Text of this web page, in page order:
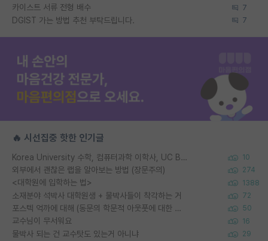
카이스트 서류 전형 배수 7
DGIST 가는 방법 추천 부탁드립니다. 7
🔥 시선집중 핫한 인기글
Korea University 수학, 컴퓨터과학 이학사, UC Berkeley 산업공학 대학원 공학박사가 되는 것은 쉽지 않겠죠? 10
외부에서 괜찮은 랩을 알아보는 방법 (장문주의) 274
<대학원에 입학하는 법> 1388
소재분야 석박사 대학원생 + 물박사들이 착각하는 거 72
포스텍 억까에 대해 (동문의 학문적 아웃풋에 대한 반박) 50
교수님이 무서워요 16
물박사 되는 건 교수탓도 있는거 아니냐 29